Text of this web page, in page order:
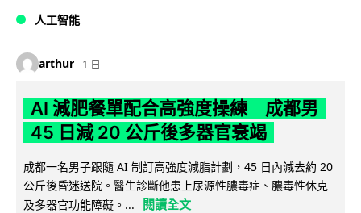
人工智能
arthur 1 日
AI 減肥餐單配合高強度操練 成都男
45 日減 20 公斤後多器官衰竭
成都一名男子跟隨 AI 制訂高強度減脂計劃，45 日內減去約 20
公斤後昏迷送院。醫生診斷他患上尿源性膿毒症、膿毒性休克
及多器官功能障礙。...
閱讀全文